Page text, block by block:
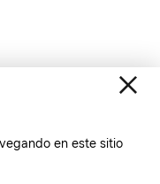
en este sitio